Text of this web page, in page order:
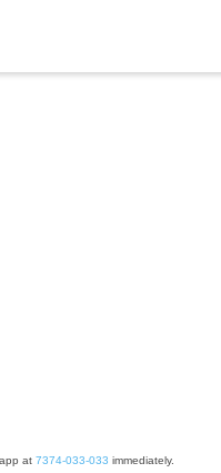
at 7374-033-033 immediately.